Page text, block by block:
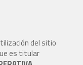
del sitio
es titular